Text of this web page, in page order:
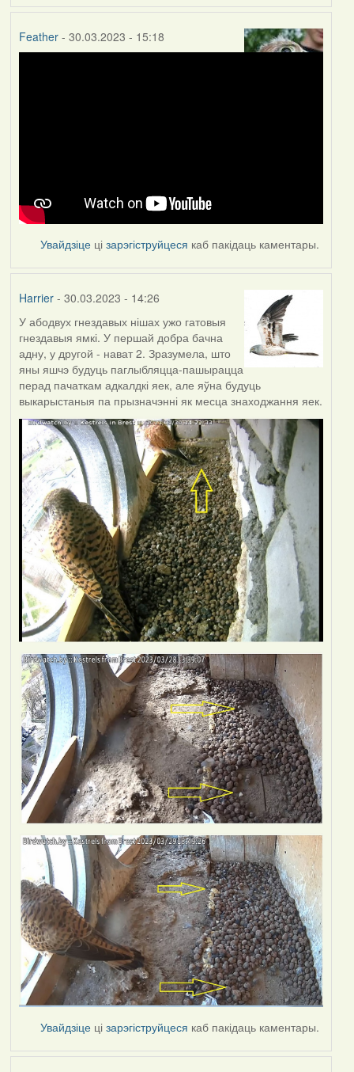
Feather- 30.03.2023 - 15:18
Увайдзіце цізарэгіструйцеся каб пакідаць каментары.
Harrier- 30.03.2023 - 14:26
У абодвух гнездавых нішах ужо гатовыя
гнездавыя ямкі. У першай добра бачна
адну, у другой - нават 2. Зразумела, што
яны яшчэ будуць паглыбляцца-пашырацца
перад пачаткам адкалдкі яек, але яўна будуць
выкарыстаныя па прызначэнні як месца знаходжання яек.
Увайдзіце цізарэгіструйцеся каб пакідаць каментары.